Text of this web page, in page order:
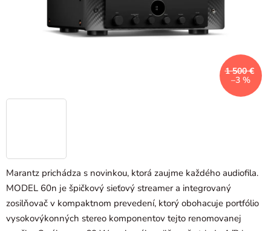
Marantz prichádza s novinkou, ktorá zaujme každého audiofila.
MODEL 60n je špičkový sieťový streamer a integrovaný
zosilňovač v kompaktnom prevedení, ktorý obohacuje portfólio
vysokovýkonných stereo komponentov tejto renomovanej
1 500 €
–3 %